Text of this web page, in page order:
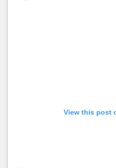
View this post